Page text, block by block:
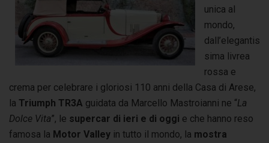
unica al
mondo,
dall’elegantis
sima livrea
rossa e
crema per celebrare i gloriosi 110 anni della Casa di Arese,
la Triumph TR3A guidata da Marcello Mastroianni ne “La
Dolce Vita”, le supercar di ieri e di oggi e che hanno reso
famosa la Motor Valley in tutto il mondo, la mostra